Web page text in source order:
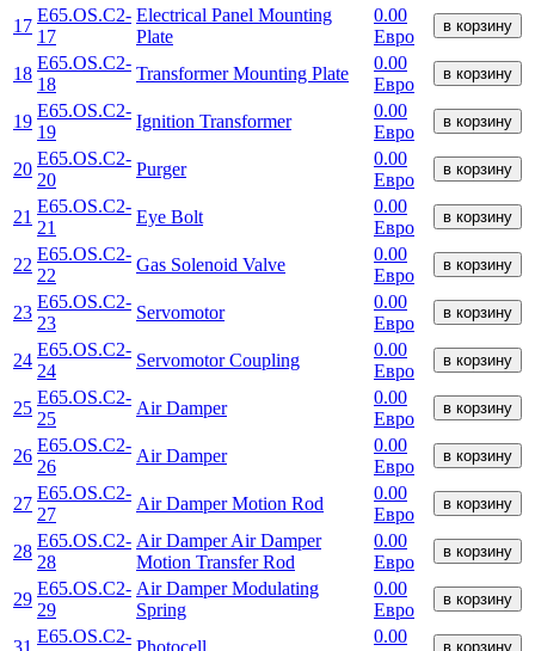
17
E65.OS.C2-
17
Electrical Panel Mounting
Plate
0.00
Евро
в корзину
18
E65.OS.C2-
18
Transformer Mounting Plate
0.00
Евро
в корзину
19
E65.OS.C2-
19
Ignition Transformer
0.00
Евро
в корзину
20
E65.OS.C2-
20
Purger
0.00
Евро
в корзину
21
E65.OS.C2-
21
Eye Bolt
0.00
Евро
в корзину
22
E65.OS.C2-
22
Gas Solenoid Valve
0.00
Евро
в корзину
23
E65.OS.C2-
23
Servomotor
0.00
Евро
в корзину
24
E65.OS.C2-
24
Servomotor Coupling
0.00
Евро
в корзину
25
E65.OS.C2-
25
Air Damper
0.00
Евро
в корзину
26
E65.OS.C2-
26
Air Damper
0.00
Евро
в корзину
27
E65.OS.C2-
27
Air Damper Motion Rod
0.00
Евро
в корзину
28
E65.OS.C2-
28
Air Damper Air Damper
Motion Transfer Rod
0.00
Евро
в корзину
29
E65.OS.C2-
29
Air Damper Modulating
Spring
0.00
Евро
в корзину
31
E65.OS.C2-
Photocell
0.00
в корзину